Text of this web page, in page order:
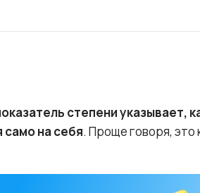
степени указывает,
на себя. Проще говоря, это